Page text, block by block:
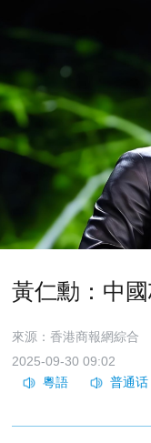
黃仁勳：中
來源：香港商報網綜合
2025-09-30 09:02